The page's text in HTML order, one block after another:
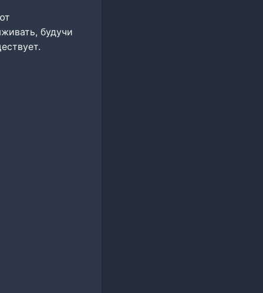
будучи